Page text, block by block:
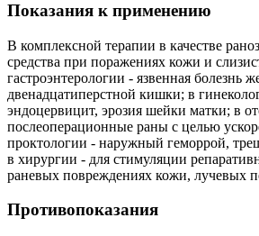
Показания к применению
В комплексной терапии в качестве
средства при поражениях кожи и
гастроэнтерологии - язвенная болезнь
двенадцатиперстной кишки; в
эндоцервицит, эрозия шейки матки; в
послеоперационные раны с целью
проктологии - наружный геморрой,
в хирургии - для стимуляции
раневых повреждениях кожи, лучевых
Противопоказания